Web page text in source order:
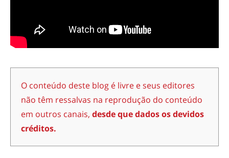
O conteúdo deste blog é livre e seus editores
não têm ressalvas na reprodução do conteúdo
em outros canais, desde que dados os devidos
créditos.